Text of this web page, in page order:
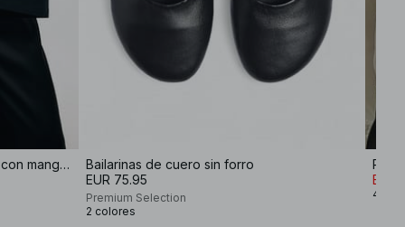
Top de jersey de algodón suave con mangas anchas
Bailarinas de cuero sin forro
EUR 75.95
Premium Selection
2 colores
EUR
4